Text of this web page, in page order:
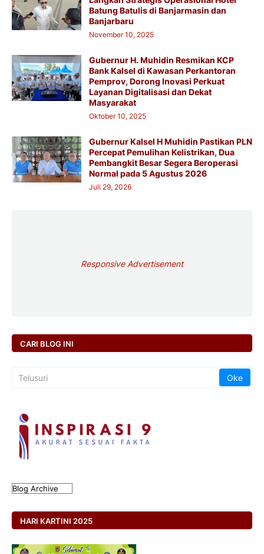
Batung Batulis di Banjarmasin dan
Banjarbaru
November 10, 2025
Gubernur H. Muhidin Resmikan KCP
Bank Kalsel di Kawasan Perkantoran
Pemprov, Dorong Inovasi Perkuat
Layanan Digitalisasi dan Dekat
Masyarakat
Oktober 10, 2025
Gubernur Kalsel H Muhidin Pastikan PLN
Percepat Pemulihan Kelistrikan, Dua
Pembangkit Besar Segera Beroperasi
Normal pada 5 Agustus 2026
Juli 29, 2026
Responsive Advertisement
CARI BLOG INI
HARI KARTINI 2025